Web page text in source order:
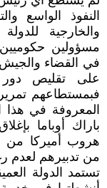
النفوذ الواسع
والخارجية
مسؤولين
في القضاء
على تقليص دور
فبمستطاعهم
المعروفة في هذا
باراك أوباما
هروب أميركا من
من تدبيرهم لعدم
تستمد الدولة